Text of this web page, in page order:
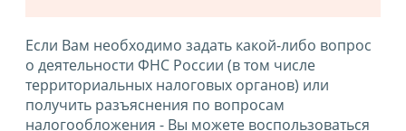
Если Вам необходимо задать какой-либо вопрос
о деятельности ФНС России (в том числе
территориальных налоговых органов) или
получить разъяснения по вопросам
налогообложения - Вы можете воспользоваться